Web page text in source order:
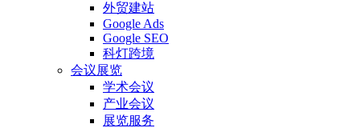
外贸建站
Google Ads
Google SEO
科灯跨境
会议展览
学术会议
产业会议
展览服务